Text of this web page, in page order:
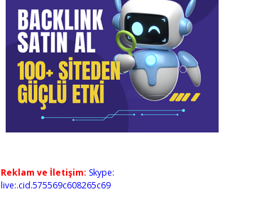
Reklam ve İletişim: Skype:
live:.cid.575569c608265c69